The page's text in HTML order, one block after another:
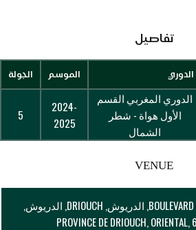
تفاصيل
الدوري الموسم الجولة
الدوري المغربي القسم
الأول هواة - شطر
الشمال
2024-
2025
5
VENUE
BOULEVARD GENERAL AMEZIAN, الدريوش, DRIOUCH, الدريوش,
PROVINCE DE DRIOUCH,